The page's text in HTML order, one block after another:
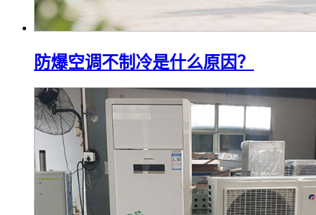
防爆空调不制冷是什么原因？